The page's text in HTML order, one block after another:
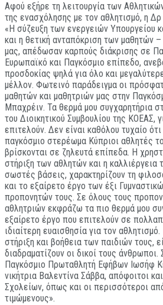
Αφού εξήρε τη λειτουργία των
της ενασχόλησης με τον αθλητισμό, η
«Η σύζευξη των ενεργειών Υπουργείου
και η θετική ανταπόκριση των μαθητών
μας, απέδωσαν καρπούς διάκρισης σε
Ευρωπαϊκό και Παγκόσμιο επίπεδο,
προσδοκίας ψηλά για όλο και
μέλλον. Φωτεινό παράδειγμα οι
μαθητών και μαθητριών μας στην
Μπαχρέιν. Τα θερμά μου συγχαρητήρια
του Διοικητικού Συμβουλίου της ΚΟΕΑΣ,
επιτελούν. Δεν είναι καθόλου τυχαίο
παγκόσμιο στερέωμα Κύπριοι αθλητές
βρίσκονται σε ζηλευτά επίπεδα. Η
στήριξη των αθλητών και η καλλιέργεια
σωστές βάσεις, χαρακτηρίζουν τη
και το εξαίρετο έργο των έξι
προπονητών τους. Σε όλους τους
αθλητριών εκφράζω τα πιο θερμά μου
εξαίρετο έργο που επιτελούν σε
ιδιαίτερη ευαισθησία για τον
στήριξη και βοήθεια των παιδιών τους,
διαδραματίζουν οι δικοί τους άνθρωποι.
Παγκόσμιο Πρωταθλητή Εφήβων Ιωσήφ
νικήτρια Βαλεντίνα Σάββα, απόφοιτοι
Σχολείων, όπως και οι περισσότεροι
τιμώμενους».